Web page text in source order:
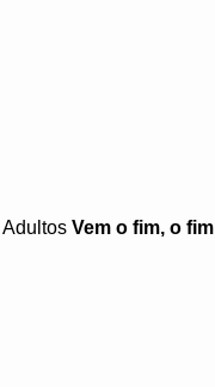
Vem o fim, o fim